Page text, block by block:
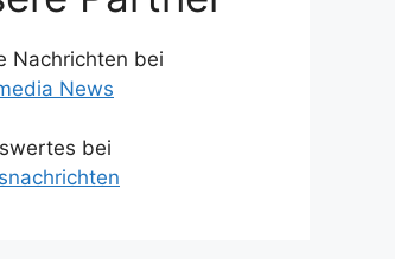
Nachrichten bei
News
bei